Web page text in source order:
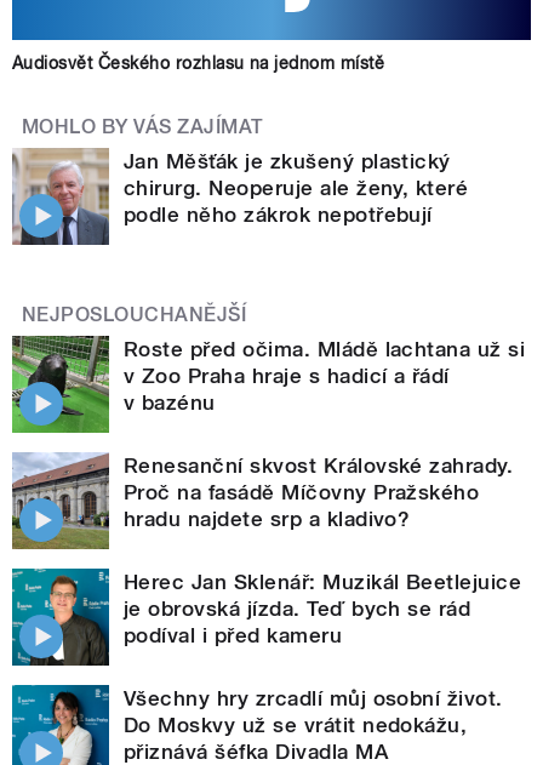
Audiosvět Českého rozhlasu na jednom místě
MOHLO BY VÁS ZAJÍMAT
Jan Měšťák je zkušený plastický
chirurg. Neoperuje ale ženy, které
podle něho zákrok nepotřebují
NEJPOSLOUCHANĚJŠÍ
Roste před očima. Mládě lachtana už si
v Zoo Praha hraje s hadicí a řádí
v bazénu
Renesanční skvost Královské zahrady.
Proč na fasádě Míčovny Pražského
hradu najdete srp a kladivo?
Herec Jan Sklenář: Muzikál Beetlejuice
je obrovská jízda. Teď bych se rád
podíval i před kameru
Všechny hry zrcadlí můj osobní život.
Do Moskvy už se vrátit nedokážu,
přiznává šéfka Divadla MA